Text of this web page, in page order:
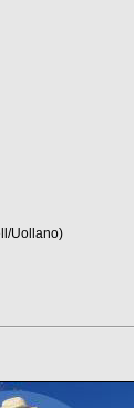
Uollano)